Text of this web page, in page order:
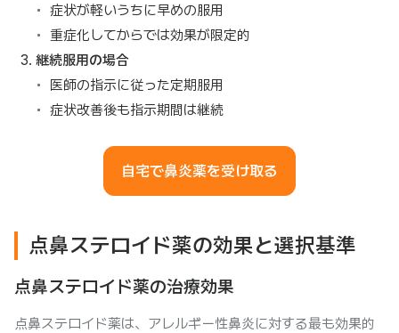
症状が軽いうちに早めの服用
重症化してからでは効果が限定的
継続服用の場合
医師の指示に従った定期服用
症状改善後も指示期間は継続
自宅で鼻炎薬を受け取る
点鼻ステロイド薬の効果と選択基準
点鼻ステロイド薬の治療効果
点鼻ステロイド薬は、アレルギー性鼻炎に対する最も効果的